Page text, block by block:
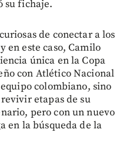
su fichaje.
de conectar a los
en este caso, Camilo
única en la Copa
con Atlético Nacional
colombiano, sino
etapas de su
pero con un nuevo
en la búsqueda de la